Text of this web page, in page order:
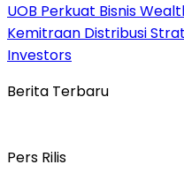
UOB Perkuat Bisnis
Kemitraan Distribusi
Investors
Berita Terbaru
Pers Rilis